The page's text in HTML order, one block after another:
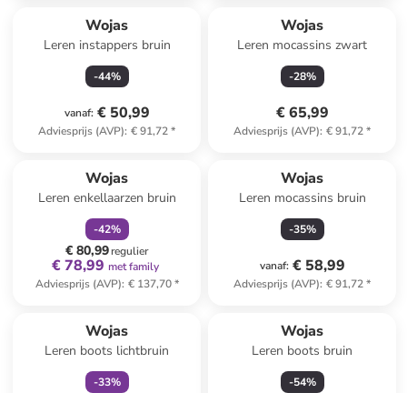
Wojas
Leren instappers bruin
-44%
vanaf: € 50,99
Adviesprijs (AVP): € 91,72*
Wojas
Leren mocassins zwart
-28%
€ 65,99
Adviesprijs (AVP): € 91,72*
Wojas
Leren enkellaarzen bruin
-42%
€ 80,99regulier
€ 78,99 met family
Adviesprijs (AVP): € 137,70*
Wojas
Leren mocassins bruin
-35%
vanaf: € 58,99
Adviesprijs (AVP): € 91,72*
Wojas
Leren boots lichtbruin
-33%
Wojas
Leren boots bruin
-54%